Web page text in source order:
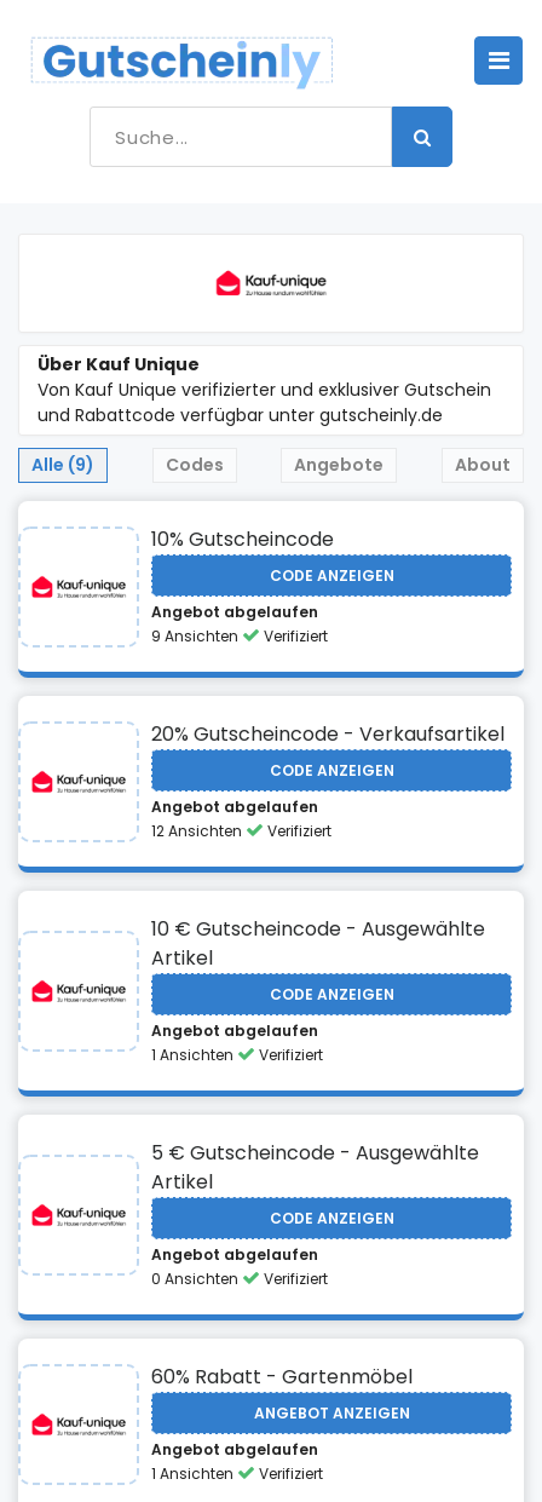
Über Kauf Unique
Von Kauf Unique verifizierter und exklusiver Gutschein
und Rabattcode verfügbar unter gutscheinly.de
Alle (9) Codes Angebote About
10% Gutscheincode
CODE ANZEIGEN
Angebot abgelaufen
9 Ansichten
Verifiziert
20% Gutscheincode - Verkaufsartikel
CODE ANZEIGEN
Angebot abgelaufen
12 Ansichten
Verifiziert
10 € Gutscheincode - Ausgewählte
Artikel
CODE ANZEIGEN
Angebot abgelaufen
1 Ansichten
Verifiziert
5 € Gutscheincode - Ausgewählte
Artikel
CODE ANZEIGEN
Angebot abgelaufen
0 Ansichten
Verifiziert
60% Rabatt - Gartenmöbel
ANGEBOT ANZEIGEN
Angebot abgelaufen
1 Ansichten
Verifiziert